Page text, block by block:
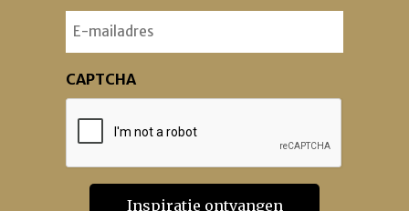
Email
CAPTCHA